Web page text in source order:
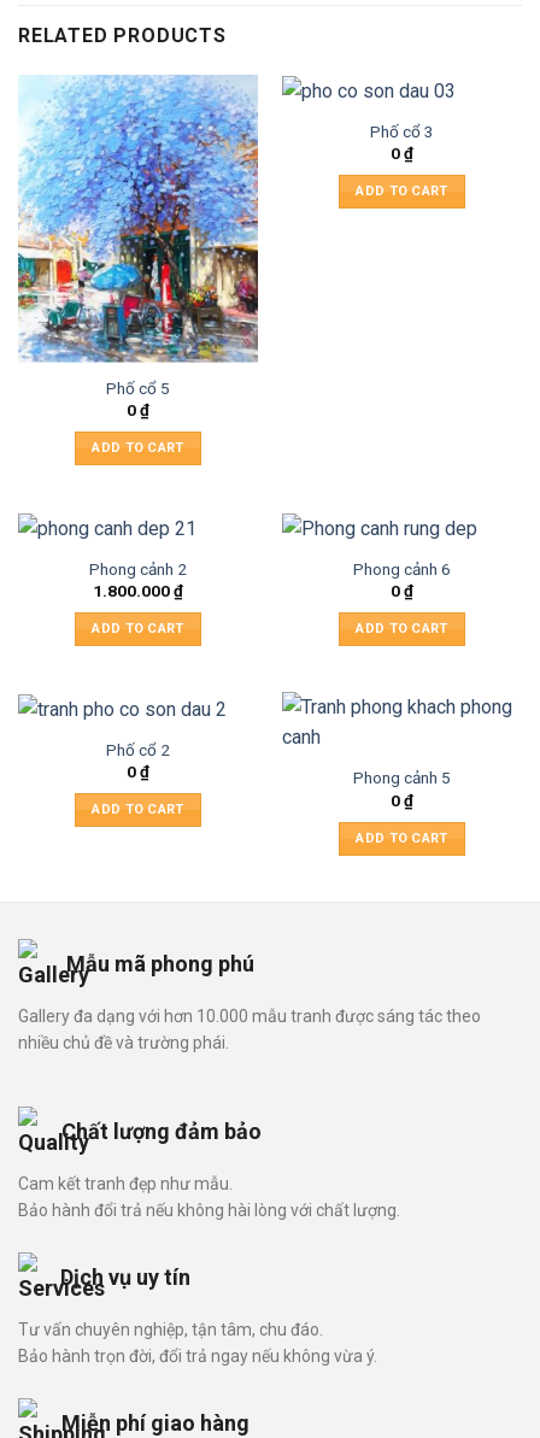
RELATED PRODUCTS
Phố cổ 5
0₫
ADD TO CART
Phố cổ 3
0₫
ADD TO CART
Phong cảnh 2
1.800.000₫
ADD TO CART
Phong cảnh 6
0₫
ADD TO CART
Phố cổ 2
0₫
ADD TO CART
Phong cảnh 5
0₫
ADD TO CART
Mẫu mã phong phú
Gallery đa dạng với hơn 10.000 mẫu tranh được sáng tác theo
nhiều chủ đề và trường phái.
Chất lượng đảm bảo
Cam kết tranh đẹp như mẫu.
Bảo hành đổi trả nếu không hài lòng với chất lượng.
Dịch vụ uy tín
Tư vấn chuyên nghiệp, tận tâm, chu đáo.
Bảo hành trọn đời, đổi trả ngay nếu không vừa ý.
Miễn phí giao hàng